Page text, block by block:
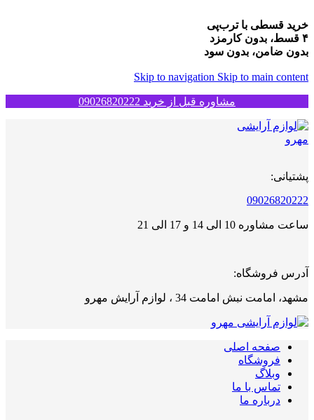
خرید قسطی با ترب‌پی
۴ قسط، بدون کارمزد
بدون ضامن، بدون سود
Skip to navigation Skip to main content
مشاوره قبل از خرید 09026820222
پشتیانی:
09026820222
ساعت مشاوره 10 الی 14 و 17 الی 21
آدرس فروشگاه:
مشهد، امامت نبش امامت 34 ، لوازم آرایش مهرو
صفحه اصلی
فروشگاه
وبلاگ
تماس با ما
درباره ما